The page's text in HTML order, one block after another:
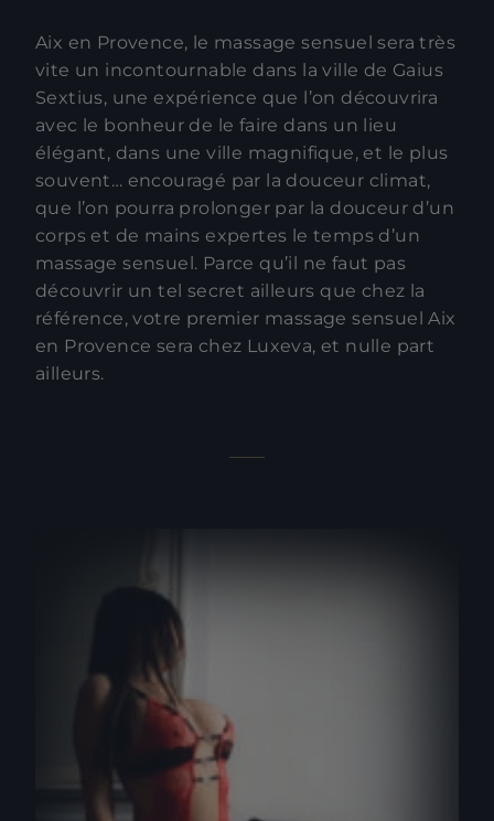
Aix en Provence, le massage sensuel sera très
vite un incontournable dans la ville de Gaius
Sextius, une expérience que l’on découvrira
avec le bonheur de le faire dans un lieu
élégant, dans une ville magnifique, et le plus
souvent… encouragé par la douceur climat,
que l’on pourra prolonger par la douceur d’un
corps et de mains expertes le temps d’un
massage sensuel. Parce qu’il ne faut pas
découvrir un tel secret ailleurs que chez la
référence, votre premier massage sensuel Aix
en Provence sera chez Luxeva, et nulle part
ailleurs.